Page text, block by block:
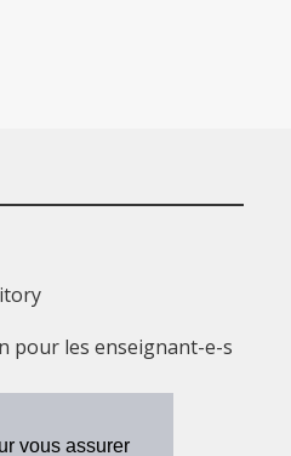
vous assurer
pour les enseignant-e-s